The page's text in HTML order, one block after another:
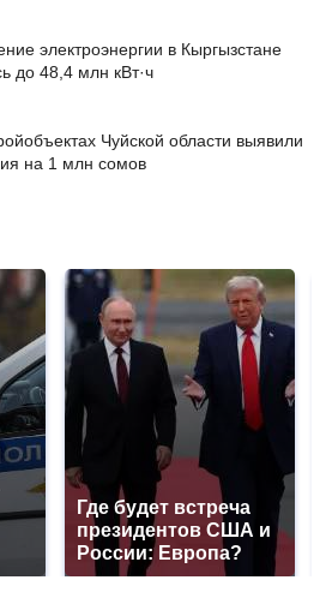
электроэнергии в Кыргызстане
до 48,4 млн кВт·ч
Чуйской области выявили
на 1 млн сомов
Где будет встреча
президентов США и
России: Европа?